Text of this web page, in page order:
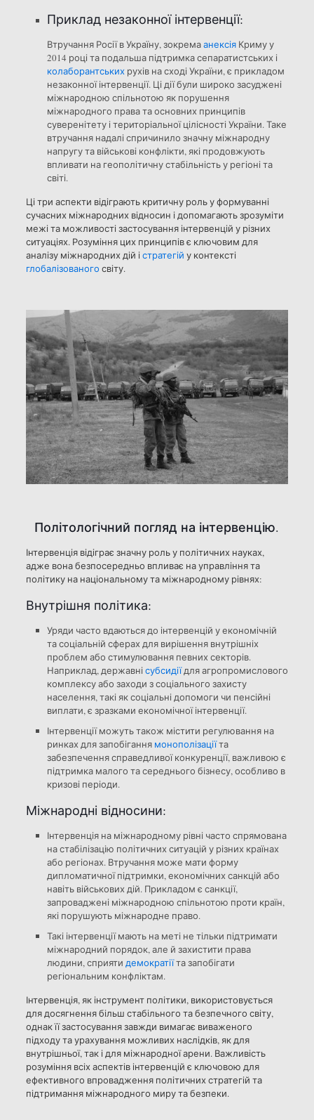
Приклад незаконної інтервенції:
Втручання Росії в Україну, зокремаанексіяКриму у
2014 році та подальша підтримка сепаратистських і
колаборантськихрухів на сході України, є прикладом
незаконної інтервенції. Ці дії були широко засуджені
міжнародною спільнотою як порушення
міжнародного права та основних принципів
суверенітету і територіальної цілісності України. Таке
втручання надалі спричинило значну міжнародну
напругу та військові конфлікти, які продовжують
впливати на геополітичну стабільність у регіоні та
світі.
Ці три аспекти відіграють критичну роль у формуванні
сучасних міжнародних відносин і допомагають зрозуміти
межі та можливості застосування інтервенцій у різних
ситуаціях. Розуміння цих принципів є ключовим для
аналізу міжнародних дій і стратегій у контексті
глобалізованого світу.
Політологічний погляд на інтервенцію.
Інтервенція відіграє значну роль у політичних науках,
адже вона безпосередньо впливає на управління та
політику на національному та міжнародному рівнях:
Внутрішня політика:
Уряди часто вдаються до інтервенцій у економічній
та соціальній сферах для вирішення внутрішніх
проблем або стимулювання певних секторів.
Наприклад, державні субсидіїдля агропромислового
комплексу або заходи з соціального захисту
населення, такі як соціальні допомоги чи пенсійні
виплати, є зразками економічної інтервенції.
Інтервенції можуть також містити регулювання на
ринках для запобігання монополізаціїта
забезпечення справедливої конкуренції, важливою є
підтримка малого та середнього бізнесу, особливо в
кризові періоди.
Міжнародні відносини:
Інтервенція на міжнародному рівні часто спрямована
на стабілізацію політичних ситуацій у різних країнах
або регіонах. Втручання може мати форму
дипломатичної підтримки, економічних санкцій або
навіть військових дій. Прикладом є санкції,
запроваджені міжнародною спільнотою проти країн,
які порушують міжнародне право.
Такі інтервенції мають на меті не тільки підтримати
міжнародний порядок, але й захистити права
людини, сприяти демократіїта запобігати
регіональним конфліктам.
Інтервенція, як інструмент політики, використовується
для досягнення більш стабільного та безпечного світу,
однак її застосування завжди вимагає виваженого
підходу та урахування можливих наслідків, як для
внутрішньої, так і для міжнародної арени. Важливість
розуміння всіх аспектів інтервенцій є ключовою для
ефективного впровадження політичних стратегій та
підтримання міжнародного миру та безпеки.